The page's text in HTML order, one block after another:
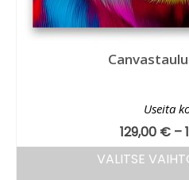
Useita
129,00 € –
VALITSE